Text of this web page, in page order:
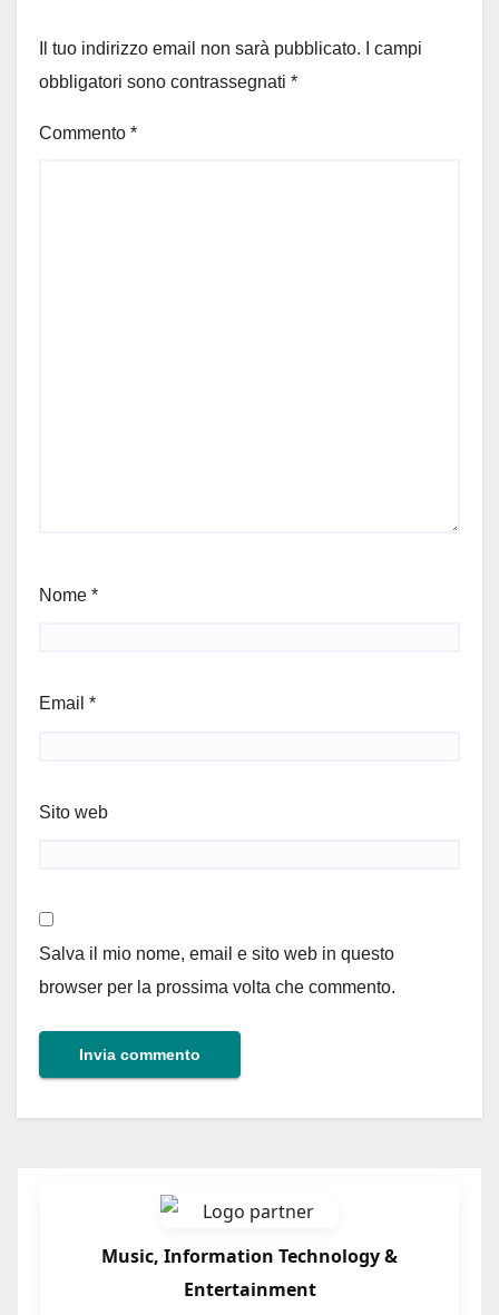
Il tuo indirizzo email non sarà pubblicato.
I campi
obbligatori sono contrassegnati *
Commento *
Nome *
Email *
Sito web
Salva il mio nome, email e sito web in questo
browser per la prossima volta che commento.
Music, Information Technology &
Entertainment